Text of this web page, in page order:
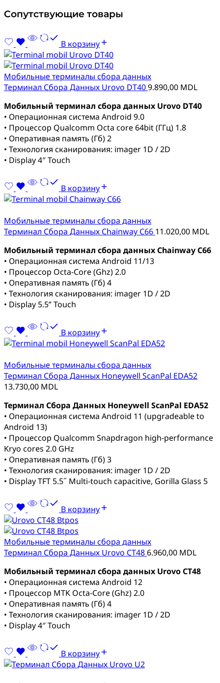
Сопутствующие товары
В корзину
Мобильные терминалы сбора данных
Терминал Сбора Данных Urovo DT409.890,00 MDL
Мобильный терминал сбора данных Urovo DT40
• Операционная система Android 9.0
• Процессор Qualcomm Octa core 64bit (ГГц) 1.8
• Оперативная память (Гб) 2
• Технология сканирования: imager 1D / 2D
• Display 4″ Touch
В корзину
Мобильные терминалы сбора данных
Терминал Сбора Данных Chainway C66 11.020,00 MDL
Мобильный терминал сбора данных Chainway C66
• Операционная система Android 11/13
• Процессор Octa-Core (Ghz) 2.0
• Оперативная память (Гб) 4
• Технология сканирования: imager 1D / 2D
• Display 5.5” Touch
В корзину
Мобильные терминалы сбора данных
Терминал Сбора Данных Honeywell ScanPal EDA52
13.730,00 MDL
Терминал Сбора Данных Honeywell ScanPal EDA52
• Операционная система Android 11 (upgradeable to
Android 13)
• Процессор Qualcomm Snapdragon high-performance
Kryo cores 2.0 GHz
• Оперативная память (Гб) 3
• Технология сканирования: imager 1D / 2D
• Display TFT 5.5˝ Multi-touch capacitive, Gorilla Glass 5
В корзину
Мобильные терминалы сбора данных
Терминал Сбора Данных Urovo CT486.960,00 MDL
Мобильный терминал сбора данных Urovo CT48
• Операционная система Android 12
• Процессор MTK Octa-Core (Ghz) 2.0
• Оперативная память (Гб) 4
• Технология сканирования: imager 1D / 2D
• Display 4″ Touch
В корзину